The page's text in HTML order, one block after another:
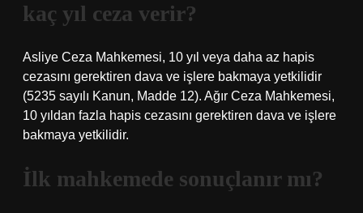
kaç yıl ceza verir?
Asliye Ceza Mahkemesi, 10 yıl veya daha az hapis
cezasını gerektiren dava ve işlere bakmaya yetkilidir
(5235 sayılı Kanun, Madde 12). Ağır Ceza Mahkemesi,
10 yıldan fazla hapis cezasını gerektiren dava ve işlere
bakmaya yetkilidir.
İlk mahkemede sonuçlanır mı?